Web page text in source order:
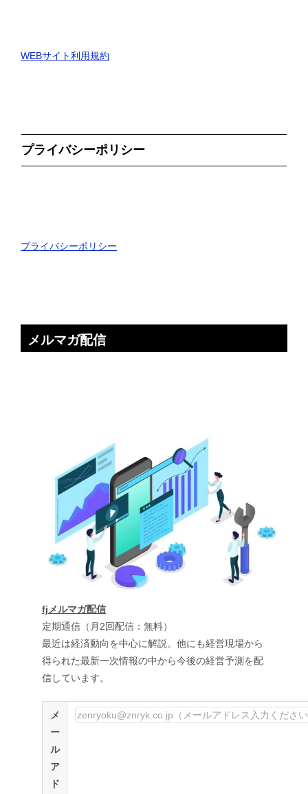
WEBサイト利用規約
プライバシーポリシー
プライバシーポリシー
メルマガ配信
fjメルマガ配信
定期通信（月2回配信：無料）
最近は経済動向を中心に解説。他にも経営現場から
得られた最新一次情報の中から今後の経営予測を配
信しています。
メ
ー
ル
ア
ド